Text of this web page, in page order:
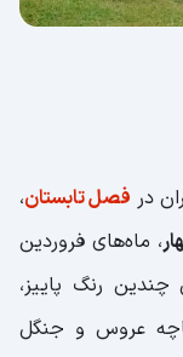
در فصل تابستان،
، ماه‌های فروردین
رنگ پاییز،
عروس و جنگل